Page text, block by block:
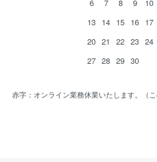
6
7 8 9 10
13 14 15 16 17
20 21 22 23 24
27 28 29 30
赤字：オンライン業務休業いたします。（